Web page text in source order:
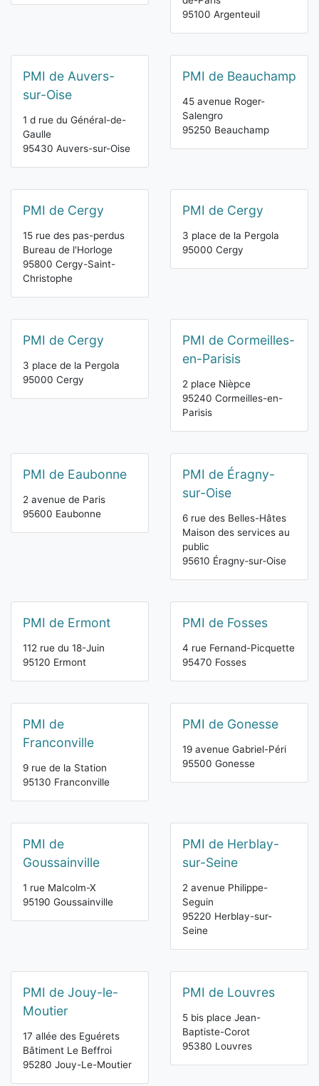
95100 Argenteuil
PMI de Auvers-
sur-Oise
1 d rue du Général-de-
Gaulle
95430 Auvers-sur-Oise
PMI de Beauchamp
45 avenue Roger-
Salengro
95250 Beauchamp
PMI de Cergy
15 rue des pas-perdus
Bureau de l'Horloge
95800 Cergy-Saint-
Christophe
PMI de Cergy
3 place de la Pergola
95000 Cergy
PMI de Cergy
3 place de la Pergola
95000 Cergy
PMI de Cormeilles-
en-Parisis
2 place Nièpce
95240 Cormeilles-en-
Parisis
PMI de Eaubonne
2 avenue de Paris
95600 Eaubonne
PMI de Éragny-
sur-Oise
6 rue des Belles-Hâtes
Maison des services au
public
95610 Éragny‑sur‑Oise
PMI de Ermont
112 rue du 18-Juin
95120 Ermont
PMI de Fosses
4 rue Fernand-Picquette
95470 Fosses
PMI de
Franconville
9 rue de la Station
95130 Franconville
PMI de Gonesse
19 avenue Gabriel-Péri
95500 Gonesse
PMI de
Goussainville
1 rue Malcolm-X
95190 Goussainville
PMI de Herblay-
sur-Seine
2 avenue Philippe-
Seguin
95220 Herblay-sur-
Seine
PMI de Jouy-le-
Moutier
17 allée des Eguérets
Bâtiment Le Beffroi
95280 Jouy-Le-Moutier
PMI de Louvres
5 bis place Jean-
Baptiste-Corot
95380 Louvres